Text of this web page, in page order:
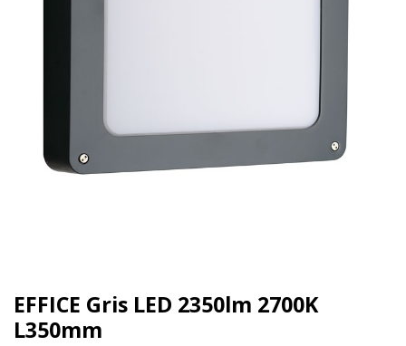
EFFICE Gris LED 2350lm 2700K
L350mm